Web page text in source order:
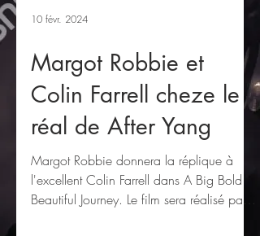
Margot Robbie et
Colin Farrell cheze le
réal de After Yang
Margot Robbie donnera la réplique à
l'excellent Colin Farrell dans A Big Bold